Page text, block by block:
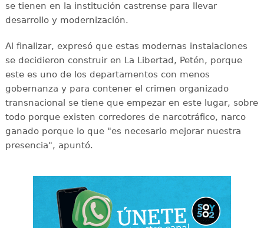
se tienen en la institución castrense para llevar
desarrollo y modernización.
Al finalizar, expresó que estas modernas instalaciones
se decidieron construir en La Libertad, Petén, porque
este es uno de los departamentos con menos
gobernanza y para contener el crimen organizado
transnacional se tiene que empezar en este lugar, sobre
todo porque existen corredores de narcotráfico, narco
ganado porque lo que "es necesario mejorar nuestra
presencia", apuntó.